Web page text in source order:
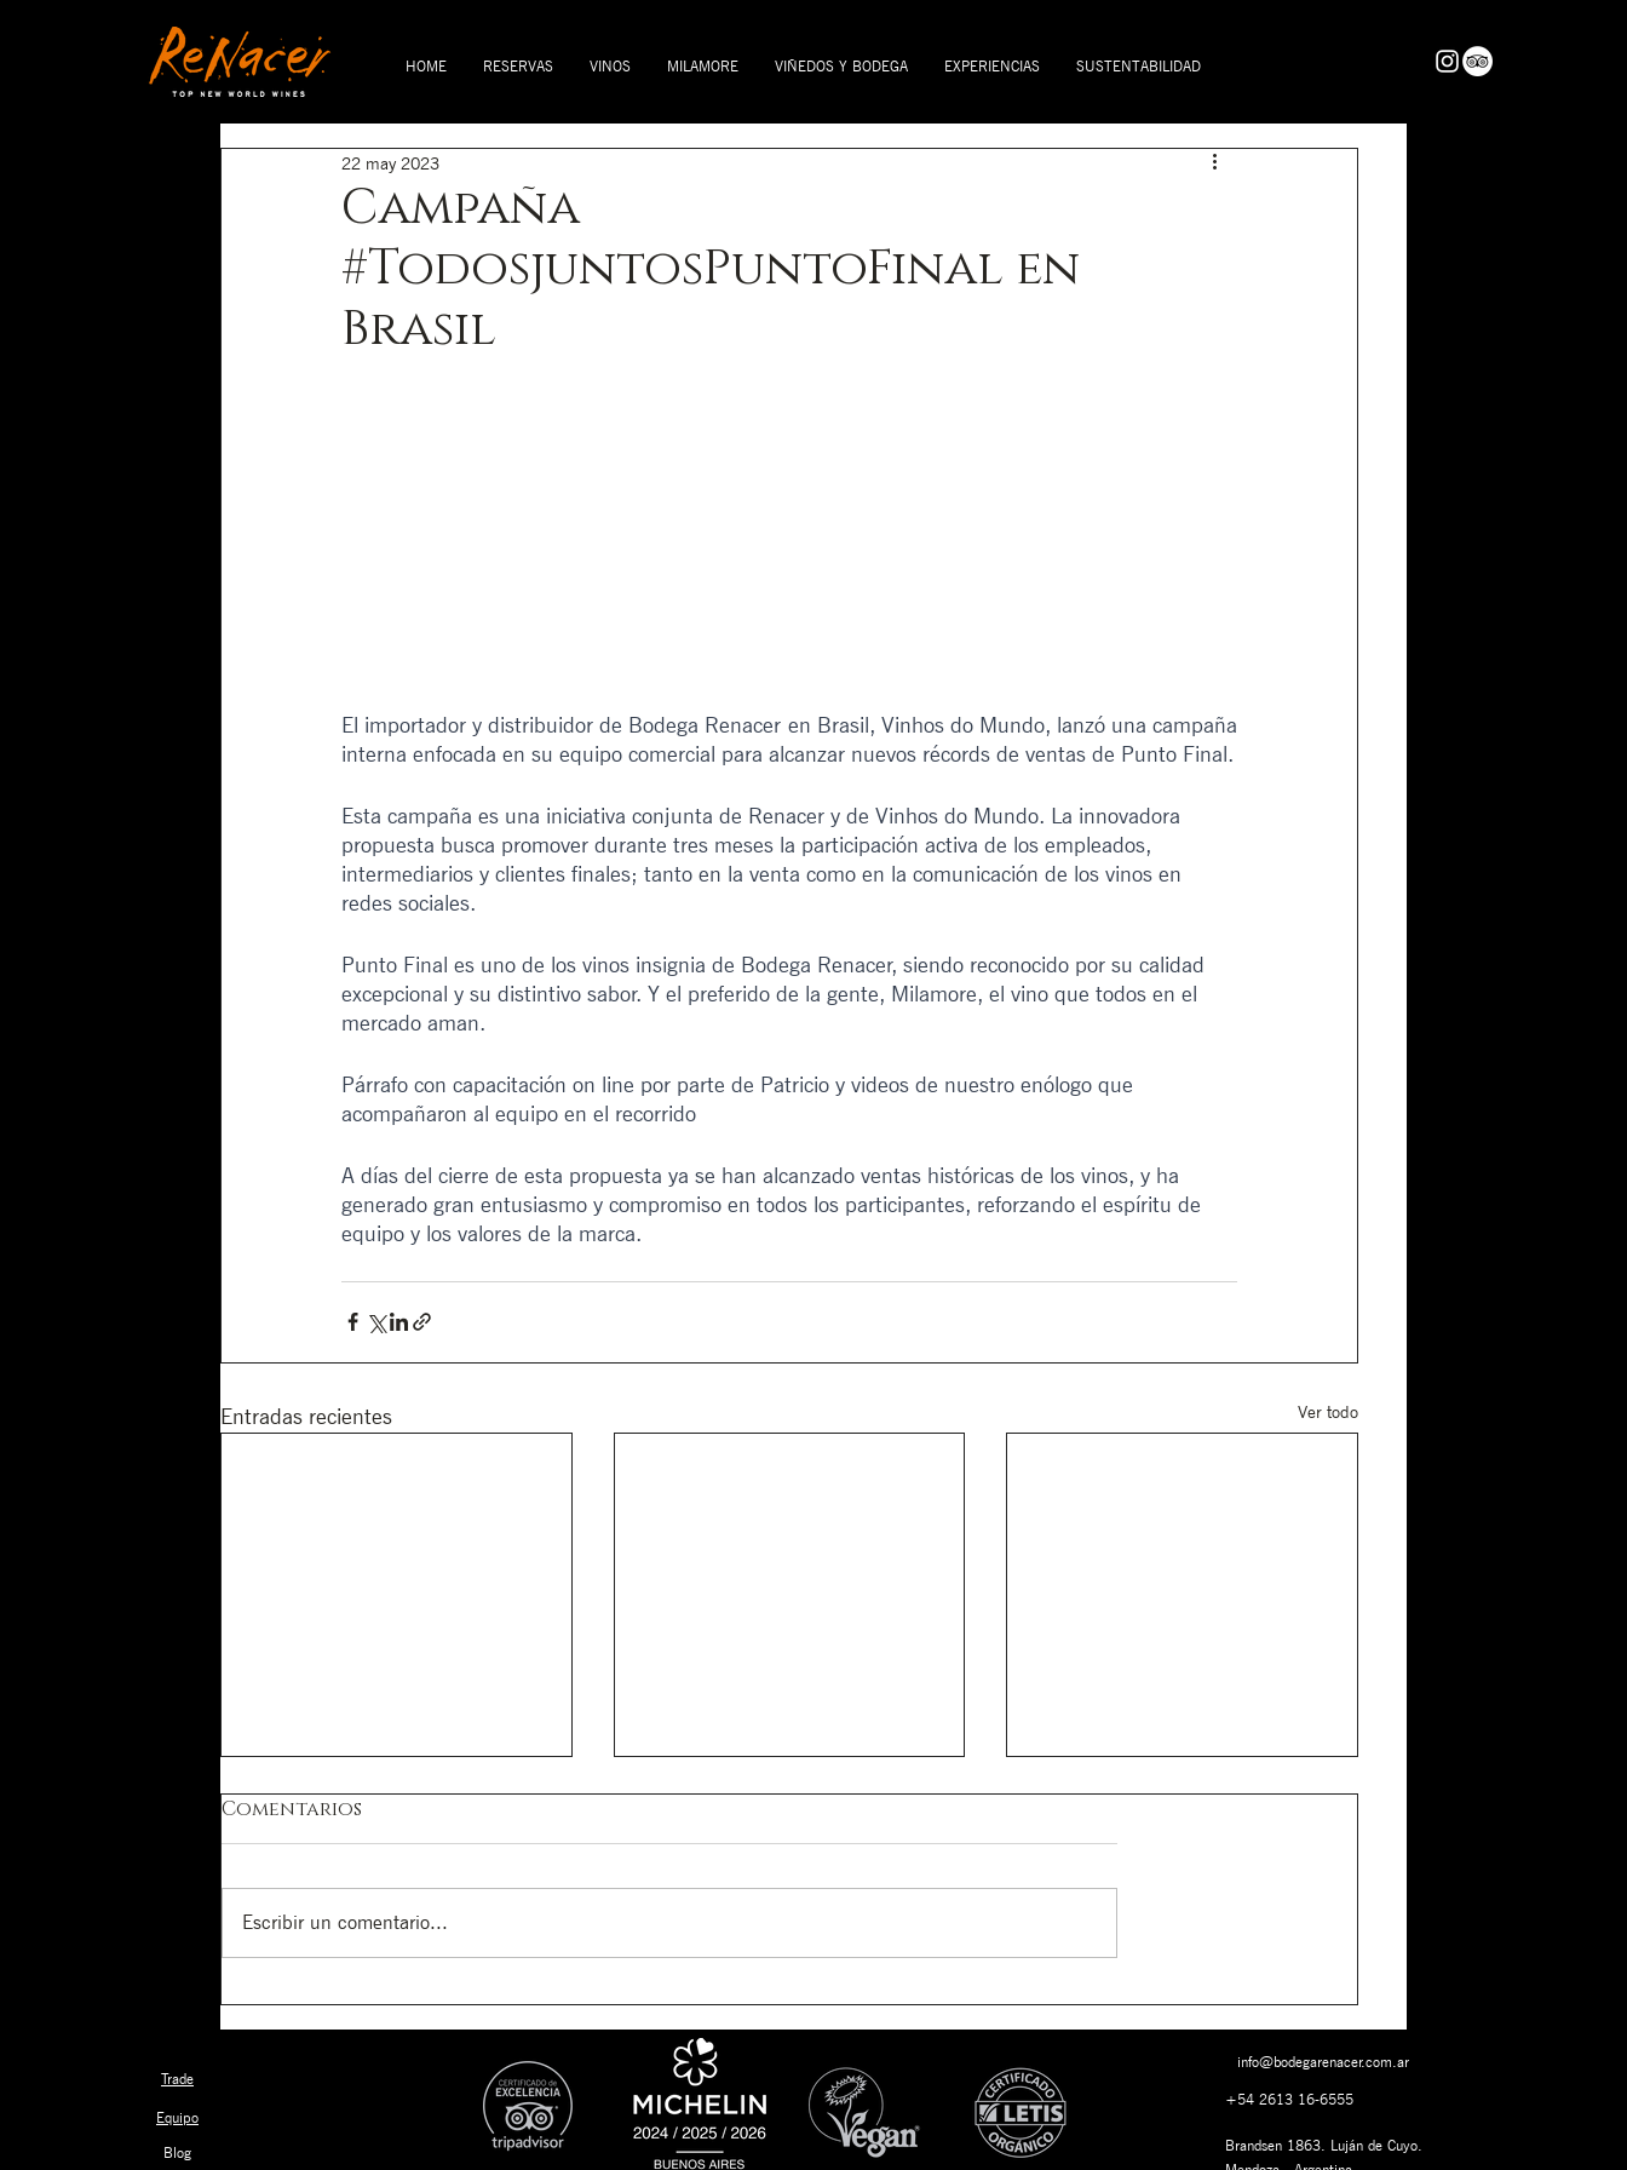
HOME RESERVAS VINOS MILAMORE VIÑEDOS Y BODEGA EXPERIENCIAS SUSTENTABILIDAD
Campaña
#TodosjuntosPuntoFinal en
Brasil
22 may 2023
El importador y distribuidor de Bodega Renacer en Brasil, Vinhos do Mundo, lanzó una campaña
interna enfocada en su equipo comercial para alcanzar nuevos récords de ventas de Punto Final.
Esta campaña es una iniciativa conjunta de Renacer y de Vinhos do Mundo. La innovadora
propuesta busca promover durante tres meses la participación activa de los empleados,
intermediarios y clientes finales; tanto en la venta como en la comunicación de los vinos en
redes sociales.
Punto Final es uno de los vinos insignia de Bodega Renacer, siendo reconocido por su calidad
excepcional y su distintivo sabor. Y el preferido de la gente, Milamore, el vino que todos en el
mercado aman.
Párrafo con capacitación on line por parte de Patricio y videos de nuestro enólogo que
acompañaron al equipo en el recorrido
A días del cierre de esta propuesta ya se han alcanzado ventas históricas de los vinos, y ha
generado gran entusiasmo y compromiso en todos los participantes, reforzando el espíritu de
equipo y los valores de la marca.
Entradas recientes Ver todo
Renacer
Bodega Renacer
2026
Comentarios
Escribir un comentario...
Trade
Equipo
Blog
info@bodegarenacer.com.ar
+54 2613 16-6555
Brandsen 1863. Luján de Cuyo.